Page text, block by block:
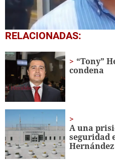
0
seconds
2
minutes,
seconds
RELACIONADAS:
“Tony”
condena
A una
seguridad
Hernández